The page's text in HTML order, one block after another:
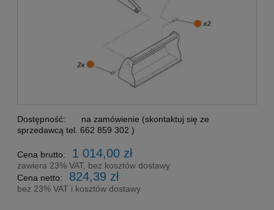
Dostępność:
na zamówienie (skontaktuj się ze
sprzedawcą tel. 662 859 302 )
Cena brutto: 1 014,00 zł
zawiera 23% VAT, bez kosztów dostawy
Cena netto:
824,39 zł
bez 23% VAT i kosztów dostawy